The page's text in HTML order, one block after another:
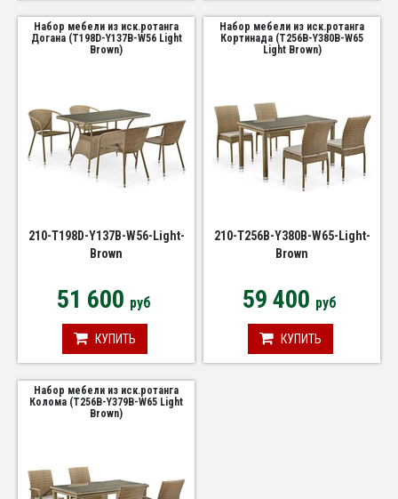
Набор мебели из иск.ротанга
Догана (T198D-Y137B-W56 Light
Brown)
210-T198D-Y137B-W56-Light-
Brown
51 600 руб
КУПИТЬ
Набор мебели из иск.ротанга
Кортинада (T256B-Y380B-W65
Light Brown)
210-T256B-Y380B-W65-Light-
Brown
59 400 руб
КУПИТЬ
Набор мебели из иск.ротанга
Колома (T256B-Y379B-W65 Light
Brown)